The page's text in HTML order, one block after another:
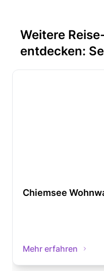
Weitere
entdecken:
Chiemsee
Mehr erfahren